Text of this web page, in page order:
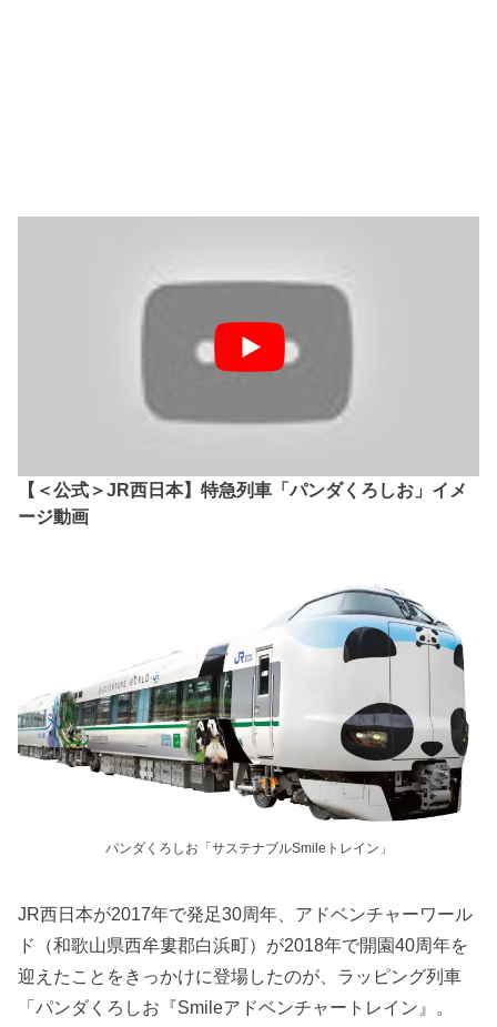
【＜公式＞JR西日本】特急列車「パンダくろしお」イメ
ージ動画
パンダくろしお「サステナブルSmileトレイン」
JR西日本が2017年で発足30周年、アドベンチャーワール
ド（和歌山県西牟婁郡白浜町）が2018年で開園40周年を
迎えたことをきっかけに登場したのが、ラッピング列車
「パンダくろしお『Smileアドベンチャートレイン』。